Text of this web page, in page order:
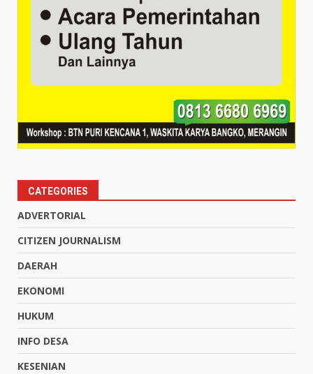
CATEGORIES
ADVERTORIAL
CITIZEN JOURNALISM
DAERAH
EKONOMI
HUKUM
INFO DESA
KESENIAN